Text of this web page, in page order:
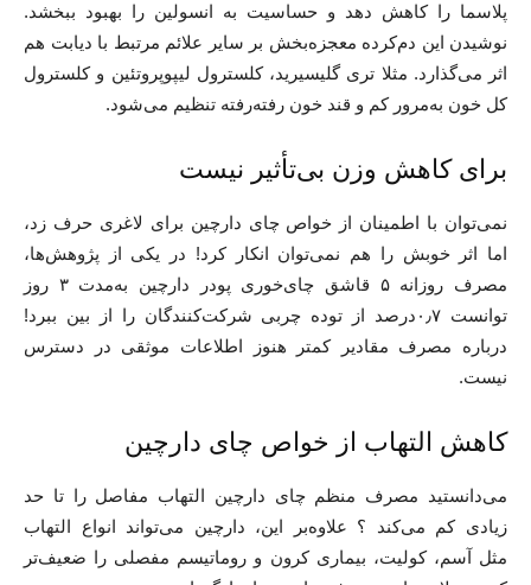
پلاسما را کاهش دهد و حساسیت به انسولین را بهبود ببخشد.
نوشیدن این دم‌کرده معجزه‌بخش بر سایر علائم مرتبط با دیابت هم
اثر می‌گذارد. مثلا تری گلیسیرید، کلسترول لیپوپروتئین و کلسترول
کل خون به‌مرور کم و قند خون رفته‌رفته تنظیم می‌شود.
برای کاهش وزن بی‌تأثیر نیست
نمی‌توان با اطمینان از خواص چای دارچین برای لاغری حرف زد،
اما اثر خوبش را هم نمی‌توان انکار کرد! در یکی از پژوهش‌ها،
مصرف روزانه ۵ قاشق چای‌خوری پودر دارچین به‌مدت ۳ روز
توانست ۰٫۷درصد از توده چربی شرکت‌کنندگان را از بین ببرد!
درباره مصرف مقادیر کمتر هنوز اطلاعات موثقی در دسترس
نیست.
کاهش التهاب از خواص چای دارچین
می‌دانستید مصرف منظم چای دارچین التهاب مفاصل را تا حد
زیادی کم می‌کند ؟ علاوه‌بر این، دارچین می‌تواند انواع التهاب
مثل آسم، کولیت، بیماری کرون و روماتیسم مفصلی را ضعیف‌تر